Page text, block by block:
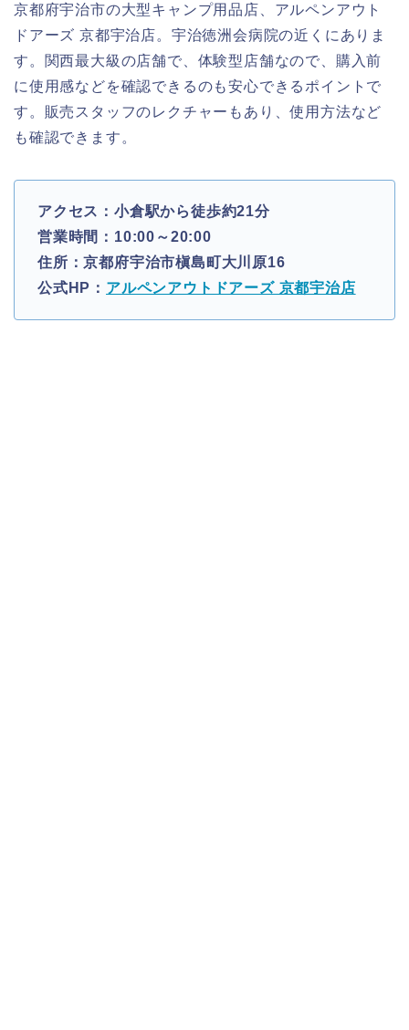
京都府宇治市の大型キャンプ用品店、アルペンアウト
ドアーズ 京都宇治店。宇治徳洲会病院の近くにありま
す。関西最大級の店舗で、体験型店舗なので、購入前
に使用感などを確認できるのも安心できるポイントで
す。販売スタッフのレクチャーもあり、使用方法など
も確認できます。
アクセス：小倉駅から徒歩約21分
営業時間：10:00～20:00
住所：京都府宇治市槇島町大川原16
公式HP： アルペンアウトドアーズ 京都宇治店